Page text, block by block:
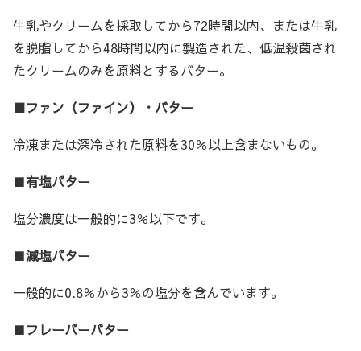
牛乳やクリームを採取してから72時間以内、または牛乳
を脱脂してから48時間以内に製造された、低温殺菌され
たクリームのみを原料とするバター。
■ファン（ファイン）・バター
冷凍または深冷された原料を30％以上含まないもの。
■有塩バター
塩分濃度は一般的に3％以下です。
■減塩バター
一般的に0.8％から3％の塩分を含んでいます。
■フレーバーバター